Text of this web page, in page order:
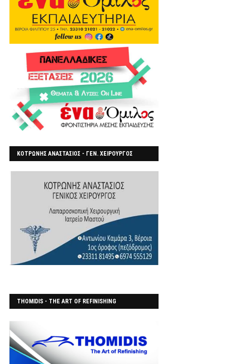
ΚΟΤΡΩΝΗΣ ΑΝΑΣΤΑΣΙΟΣ - ΓΕΝ. ΧΕΙΡΟΥΡΓΟΣ
THOMIDIS - THE ART OF REFINISHING